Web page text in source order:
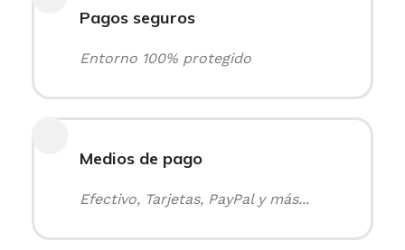
Pagos seguros
Entorno 100% protegido
Medios de pago
Efectivo, Tarjetas, PayPal y más...